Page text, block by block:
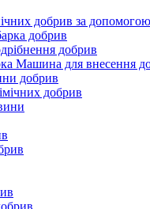
добрив за
добрив
добрив
Машина для внесення
добрив
добрив